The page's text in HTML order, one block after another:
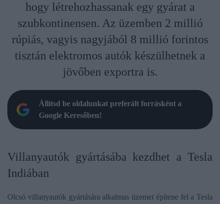
hogy létrehozhassanak egy gyárat a
szubkontinensen. Az üzemben 2 millió
rúpiás, vagyis nagyjából 8 millió forintos
tisztán elektromos autók készülhetnek a
jövőben exportra is.
Állítsd be oldalunkat preferált forrásként a
Google Keresőben!
Villanyautók gyártásába kezdhet a Tesla
Indiában
Olcsó villanyautók gyártására alkalmas üzemet építene fel a Tesla